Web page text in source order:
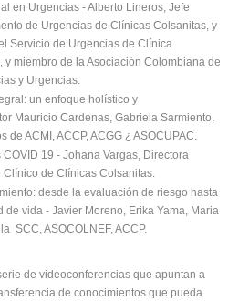
en Urgencias - Alberto Lineros, Jefe
de Urgencias de Clínicas Colsanitas, y
Servicio de Urgencias de Clínica
y miembro de la Asociación Colombiana de
y Urgencias.
un enfoque holístico y
Mauricio Cardenas, Gabriela Sarmiento,
de ACMI, ACCP, ACGG ¿ ASOCUPAC.
19 - Johana Vargas, Directora
Clínico de Clínicas Colsanitas.
desde la evaluación de riesgo hasta
de vida - Javier Moreno, Erika Yama, Maria
SCC, ASOCOLNEF, ACCP.
de videoconferencias que apuntan a
de conocimientos que pueda